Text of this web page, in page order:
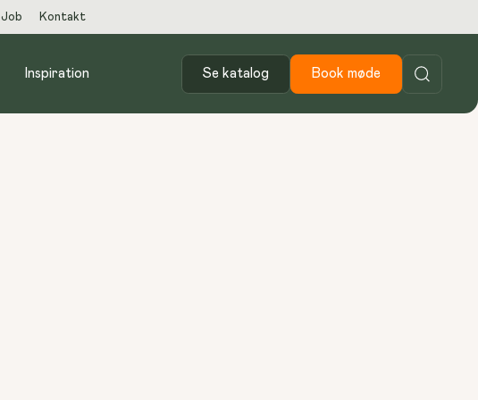
Job Kontakt
Inspiration Se katalog Book møde